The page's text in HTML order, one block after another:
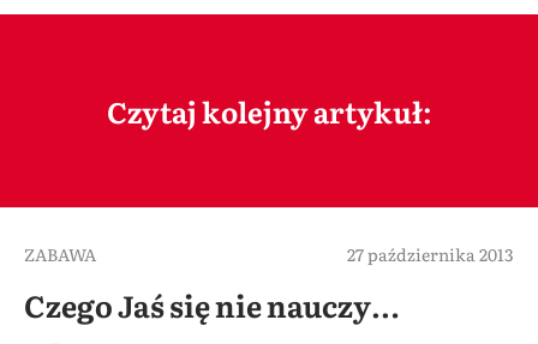
Czytaj kolejny artykuł:
ZABAWA 27 października 2013
Czego Jaś się nie nauczy…